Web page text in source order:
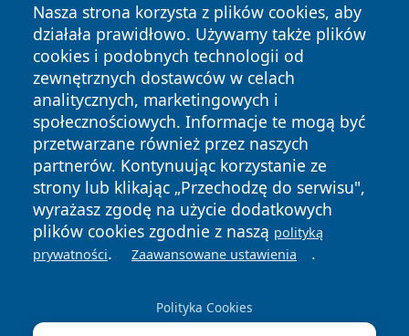
Nasza strona korzysta z plików cookies, aby
działała prawidłowo. Używamy także plików
cookies i podobnych technologii od
zewnętrznych dostawców w celach
analitycznych, marketingowych i
społecznościowych. Informacje te mogą być
przetwarzane również przez naszych
partnerów. Kontynuując korzystanie ze
strony lub klikając „Przechodzę do serwisu",
wyrażasz zgodę na użycie dodatkowych
plików cookies zgodnie z naszą polityką
prywatności. Zaawansowane ustawienia .
Polityka Cookies
Copyright © 2026 bedzinski24.pl Wszystkie prawa
zastrzeżone.
News Autorzy
Polityka
Prywatności
Polityka
Cookies